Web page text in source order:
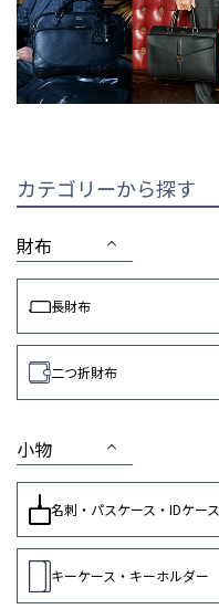
カテゴリーから探す
財布
長財布
二つ折財布
小物
名刺・パスケース・IDケース
キーケース・キーホルダー